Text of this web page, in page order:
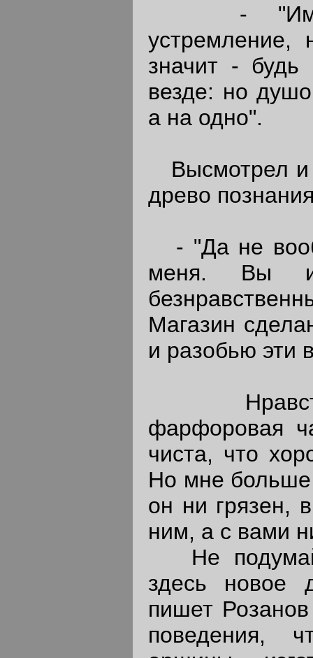
- "Имей
значит - будь
везде: но
а на одно".
Высмотрел и
древо
- "Да не
меня. Вы
Магазин
и разобью эти
фарфоровая
чиста, что
Но мне больше
он ни грязен,
ним, а с вами
Не
здесь новое
пишет
поведения,